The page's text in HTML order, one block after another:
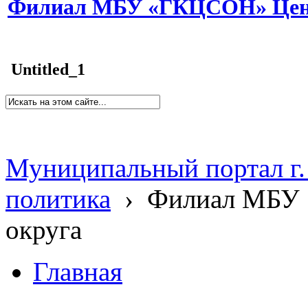
Филиал МБУ «ГКЦСОН»
Untitled_1
Муниципальный портал
политика › Филиал МБУ
округа
Главная